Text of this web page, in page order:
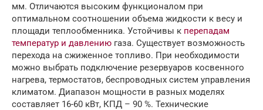
мм. Отличаются высоким функционалом при
оптимальном соотношении объема жидкости к весу и
площади теплообменника. Устойчивы к перепадам
температур и давлению газа. Существует возможность
перехода на сжиженное топливо. При необходимости
можно выбрать подключение резервуаров косвенного
нагрева, термостатов, беспроводных систем управления
климатом. Диапазон мощности в разных моделях
составляет 16-60 кВт, КПД – 90 %. Технические